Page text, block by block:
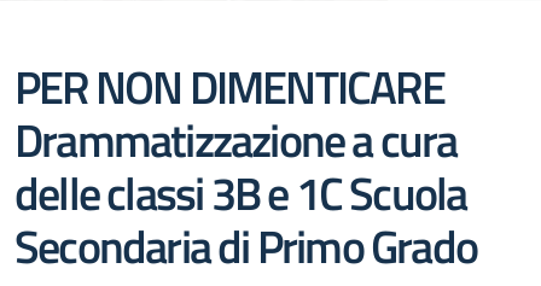
PER NON DIMENTICARE
Drammatizzazione a cura
delle classi 3B e 1C Scuola
Secondaria di Primo Grado